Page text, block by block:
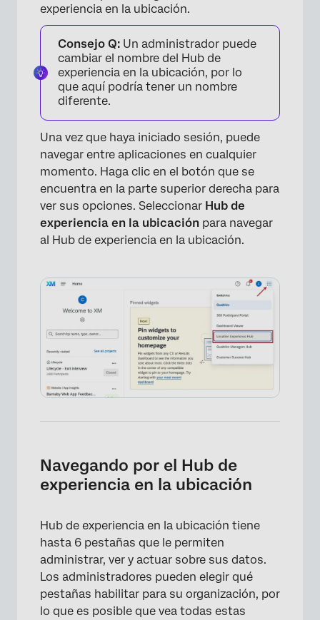
experiencia en la ubicación.
Consejo Q: Un administrador puede
cambiar el nombre del Hub de
experiencia en la ubicación, por lo
que aquí podría tener un nombre
diferente.
Una vez que haya iniciado sesión, puede
navegar entre aplicaciones en cualquier
momento. Haga clic en el botón que se
encuentra en la parte superior derecha para
ver sus opciones. Seleccionar Hub de
experiencia en la ubicación para navegar
al Hub de experiencia en la ubicación.
Navegando por el Hub de
experiencia en la ubicación
Hub de experiencia en la ubicación tiene
hasta 6 pestañas que le permiten
administrar, ver y actuar sobre sus datos.
Los administradores pueden elegir qué
pestañas habilitar para su organización, por
lo que es posible que vea todas estas